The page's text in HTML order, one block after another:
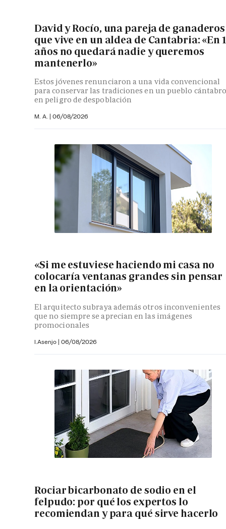
David y Rocío, una pareja de ganaderos
que vive en un aldea de Cantabria: «En
años no quedará nadie y queremos
mantenerlo»
Estos jóvenes renunciaron a una vida convencional
para conservar las tradiciones en un pueblo
en peligro de despoblación
M. A. | 06/08/2026
«Si me estuviese haciendo mi casa no
colocaría ventanas grandes sin pensar
en la orientación»
El arquitecto subraya además otros inconvenientes
que no siempre se aprecian en las imágenes
promocionales
I.Asenjo | 06/08/2026
Rociar bicarbonato de sodio en el
felpudo: por qué los expertos lo
recomiendan y para qué sirve hacerlo